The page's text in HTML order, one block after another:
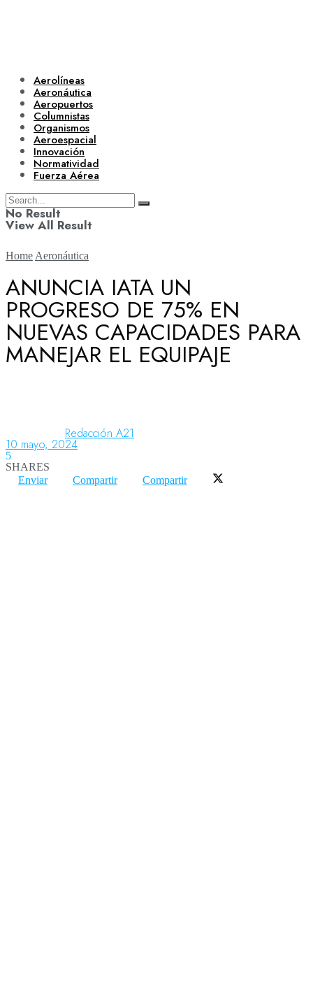
Aerolíneas
Aeronáutica
Aeropuertos
Columnistas
Organismos
Aeroespacial
Innovación
Normatividad
Fuerza Aérea
No Result
View All Result
Aerolíneas
Aeronáutica
Home Aeronáutica
ANUNCIA IATA UN
PROGRESO DE 75% EN
NUEVAS CAPACIDADES PARA
MANEJAR EL EQUIPAJE
Redacción A21
10 mayo, 2024
5
SHARES
Enviar
Compartir Compartir